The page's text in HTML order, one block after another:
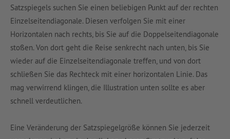
Satzspiegels suchen Sie einen beliebigen Punkt auf der rechten
Einzelseitendiagonale. Diesen verfolgen Sie mit einer
Horizontalen nach rechts, bis Sie auf die Doppelseitendiagonale
stoßen. Von dort geht die Reise senkrecht nach unten, bis Sie
wieder auf die Einzelseitendiagonale treffen, und von dort
schließen Sie das Rechteck mit einer horizontalen Linie. Das
mag verwirrend klingen, die Illustration unten sollte es aber
schnell verdeutlichen.
Eine Veränderung der Satzspiegelgröße können Sie jederzeit